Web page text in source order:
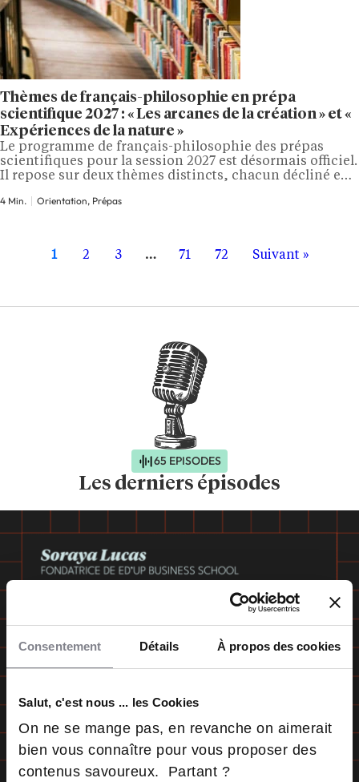
Consentement Détails À propos des cookies
Salut, c'est nous ... les Cookies
On ne se mange pas, en revanche on aimerait
bien vous connaître pour vous proposer des
contenus savoureux. Partant ?
Thèmes de français-philosophie en prépa
scientifique 2027 : « Les arcanes de la création » et «
Expériences de la nature »
Le programme de français-philosophie des prépas
scientifiques pour la session 2027 est désormais officiel.
Il repose sur deux thèmes distincts, chacun décliné en
programme l'an passé, est reconduit, tandis que « Les
4 Min. Orientation, Prépas
1 2 3 … 71 72 Suivant »
65 EPISODES
Les derniers épisodes